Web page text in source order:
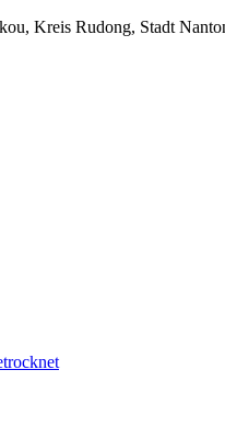
Kreis Rudong, Stadt